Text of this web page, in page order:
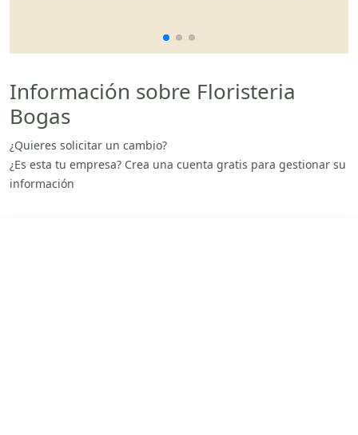
Información sobre Floristeria
Bogas
¿Quieres solicitar un cambio?
¿Es esta tu empresa? Crea una cuenta gratis para gestionar su
información